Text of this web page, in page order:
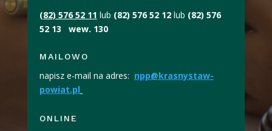
(82) 576 52 11 lub (82) 576 52 12lub (82) 576
52 13 wew. 130
MAILOWO
napisz e-mail na adres: npp@krasnystaw-
powiat.pl
ONLINE